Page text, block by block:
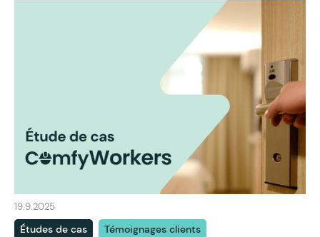
19.9.2025
Études de cas Témoignages clients